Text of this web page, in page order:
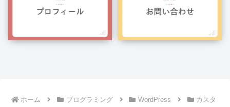
ホーム プログラミング WordPress
カスタ